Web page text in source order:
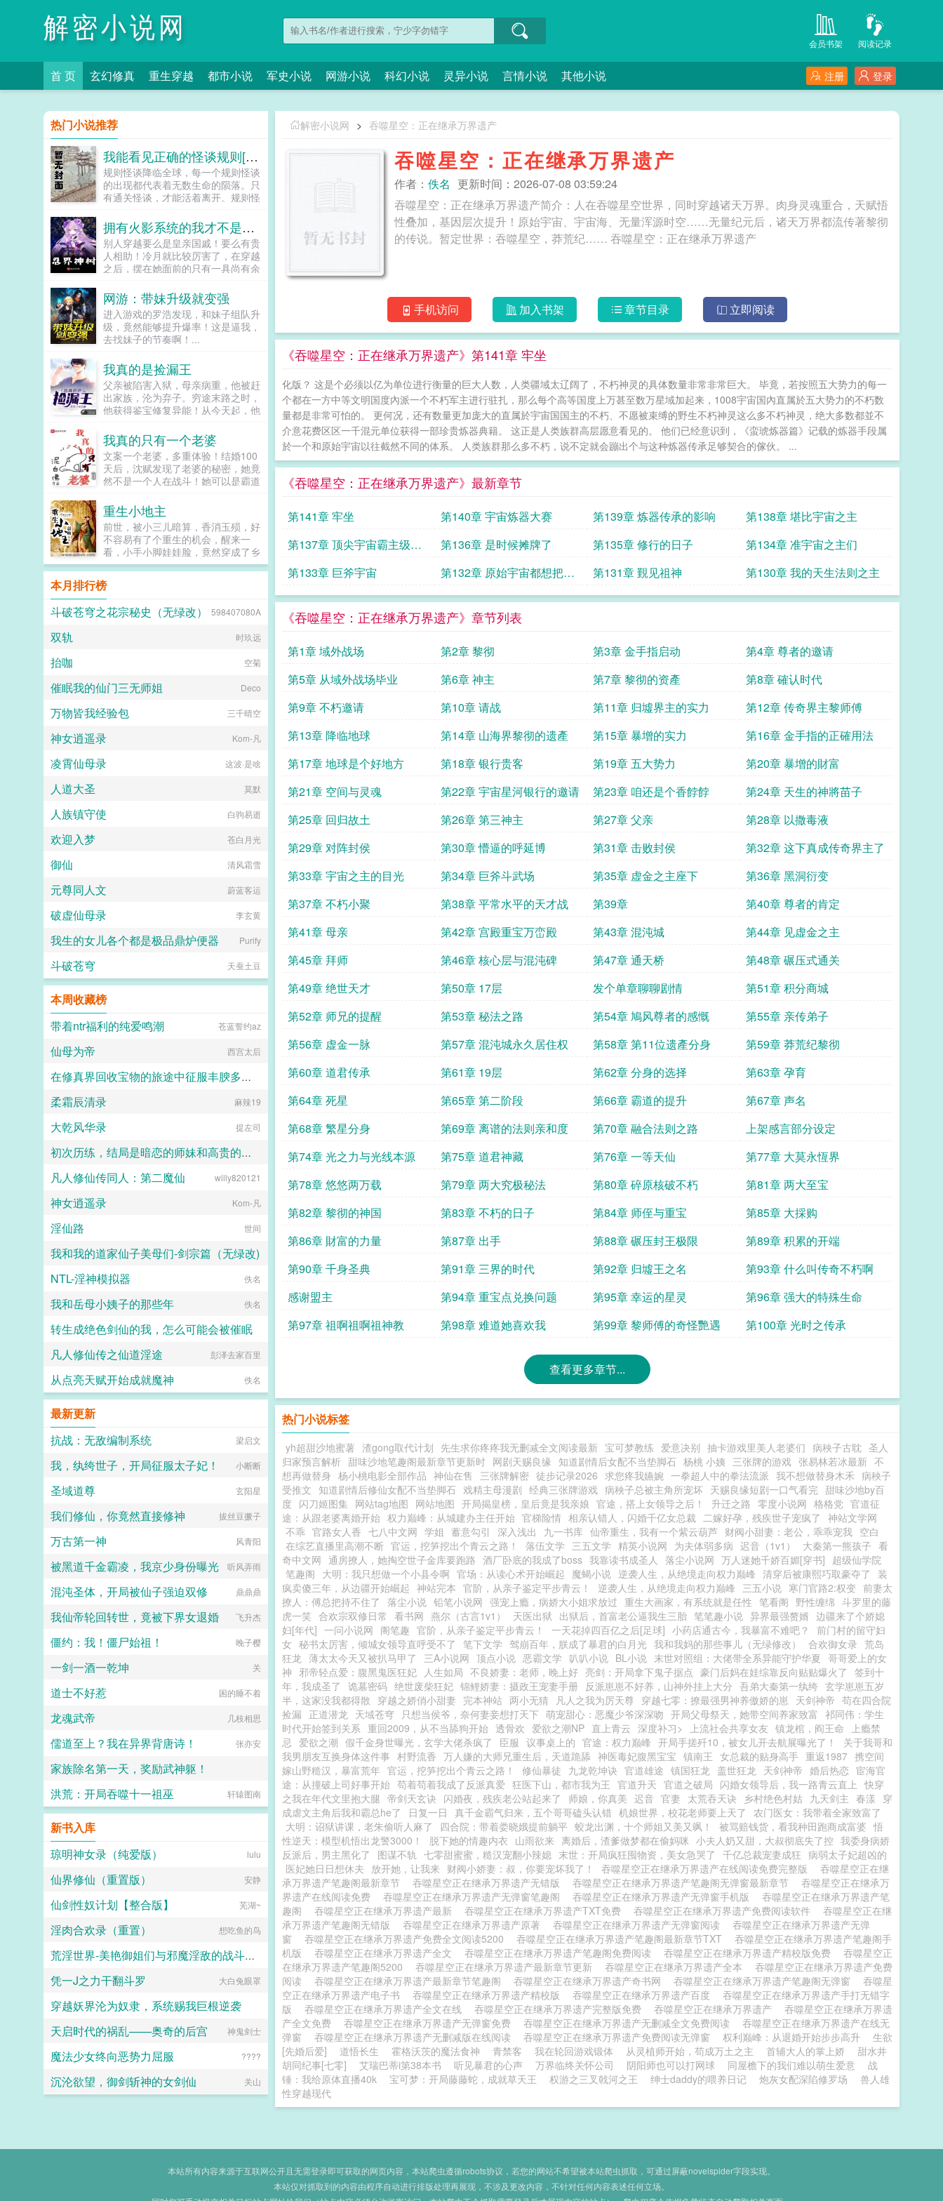
解密小说网 阅读记录
会员书架
首 页 玄幻修真 重生穿越 都市小说 军史小说 网游小说 科幻小说 灵异小说 言情小说 其他小说 登录
注册
解密小说网 > 吞噬星空：正在继承万界遗产
吞噬星空：正在继承万界遗产
作者： 佚名 更新时间：2026-07-08 03:59:24
吞噬星空：正在继承万界遗产简介：人在吞噬星空世界，同时穿越诸天万界。肉身灵魂重合，天赋悟
性叠加，基因层次提升！原始宇宙、宇宙海、无量浑源时空……无量纪元后，诸天万界都流传著黎彻
的传说。暂定世界：吞噬星空，莽荒纪…… 吞噬星空：正在继承万界遗产
手机访问 加入书架 章节目录 立即阅读
《吞噬星空：正在继承万界遗产》第141章 牢坐
化版？ 这是个必须以亿为单位进行衡量的巨大人数，人类疆域太辽阔了，不朽神灵的具体数量非常非常巨大。 毕竟，若按照五大势力的每一
个都在一方中等文明国度內派一个不朽军主进行驻扎，那么每个高等国度上万甚至数万星域加起来，1008宇宙国內直属於五大势力的不朽数
量都是非常可怕的。 更何况，还有数量更加庞大的直属於宇宙国国主的不朽、不愿被束缚的野生不朽神灵这么多不朽神灵，绝大多数都並不
介意花费区区一千混元单位获得一部珍贵炼器典籍。 这正是人类族群高层愿意看见的。 他们已经意识到，《蛮琥炼器篇》记载的炼器手段属
於一个和原始宇宙以往截然不同的体系。 人类族群那么多不朽，说不定就会蹦出个与这种炼器传承足够契合的傢伙。 ...
《吞噬星空：正在继承万界遗产》最新章节
第141章 牢坐 第140章 宇宙炼器大赛 第139章 炼器传承的影响
第138章 堪比宇宙之主
第137章 顶尖宇宙霸主级战
力
第136章 是时候摊牌了 第135章 修行的日子
第134章 准宇宙之主们
第133章 巨斧宇宙
第132章 原始宇宙都想把你
收为祖神了
第131章 覲见祖神 第130章 我的天生法则之主
《吞噬星空：正在继承万界遗产》章节列表
第1章 域外战场 第2章 黎彻 第3章 金手指启动
第4章 尊者的邀请
第5章 从域外战场毕业
第6章 神主 第7章 黎彻的资產
第8章 確认时代
第9章 不朽邀请
第10章 请战 第11章 归墟界主的实力
第12章 传奇界主黎师傅
第13章 降临地球
第14章 山海界黎彻的遗產 第15章 暴增的实力
第16章 金手指的正確用法
第17章 地球是个好地方
第18章 银行贵客 第19章 五大势力
第20章 暴增的財富
第21章 空间与灵魂
第22章 宇宙星河银行的邀请 第23章 咱还是个香餑餑
第24章 天生的神將苗子
第25章 回归故土
第26章 第三神主 第27章 父亲
第28章 以撒毒液
第29章 对阵封侯
第30章 懵逼的呼延博 第31章 击败封侯
第32章 这下真成传奇界主了
第33章 宇宙之主的目光
第34章 巨斧斗武场 第35章 虚金之主座下
第36章 黑洞衍变
第37章 不朽小聚
第38章 平常水平的天才战 第39章
第40章 尊者的肯定
第41章 母亲
第42章 宫殿重宝万峦殿 第43章 混沌城
第44章 见虚金之主
第45章 拜师
第46章 核心层与混沌碑 第47章 通天桥
第48章 碾压式通关
第49章 绝世天才
第50章 17层 发个单章聊聊剧情
第51章 积分商城
第52章 师兄的提醒
第53章 秘法之路 第54章 鳩风尊者的感慨
第55章 亲传弟子
第56章 虚金一脉
第57章 混沌城永久居住权 第58章 第11位遗產分身
第59章 莽荒纪黎彻
第60章 道君传承
第61章 19层 第62章 分身的选择
第63章 孕育
第64章 死星
第65章 第二阶段 第66章 霸道的提升
第67章 声名
第68章 繁星分身
第69章 离谱的法则亲和度 第70章 融合法则之路
上架感言部分设定
第74章 光之力与光线本源
第75章 道君神藏 第76章 一等天仙
第77章 大莫永恆界
第78章 悠悠两万载
第79章 两大究极秘法 第80章 碎原核破不朽
第81章 两大至宝
第82章 黎彻的神国
第83章 不朽的日子 第84章 师侄与重宝
第85章 大採购
第86章 財富的力量
第87章 出手 第88章 碾压封王极限
第89章 积累的开端
第90章 千身圣典
第91章 三界的时代 第92章 归墟王之名
第93章 什么叫传奇不朽啊
感谢盟主
第94章 重宝点兑换问题 第95章 幸运的星灵
第96章 强大的特殊生命
第97章 祖啊祖啊祖神教
第98章 难道她喜欢我 第99章 黎师傅的奇怪艷遇 第100章 光时之传承
查看更多章节...
热门小说标签
yh超甜沙地蜜薯 渣gong取代计划 先生求你疼疼我无删减全文阅读最新 宝可梦教练 爱意决别 抽卡游戏里美人老婆们 病秧子古耽 圣人
归家预言解析 甜味沙地笔趣阁最新章节更新时 网剧天赐良缘 知道剧情后女配不当垫脚石 杨桃 小姨 三张牌的游戏 张易林若冰最新 不
想再做替身 杨小桃电影全部作品 神仙在售 三张牌解密 徒步记录2026 求您疼我嬿婉 一拳超人中的拳法流派 我不想做替身木禾 病秧子
受推文 知道剧情后修仙女配不当垫脚石 戏精主母漫剧 经典三张牌游戏 病秧子总被主角所宠坏 天赐良缘短剧一口气看完 甜味沙地by百
度 闪刀姬图集 网站tag地图 网站地图 开局揭皇榜，皇后竟是我亲娘 官途，搭上女领导之后！ 升迁之路 零度小说网 格格党 官道征
途：从跟老婆离婚开始 权力巅峰：从城建办主任开始 官梯险情 相亲认错人，闪婚千亿女总裁 二嫁好孕，残疾世子宠疯了 神站文学网
不乖 官路女人香 七八中文网 学姐 蓄意勾引 深入浅出 九一书库 仙帝重生，我有一个紫云葫芦 财阀小甜妻：老公，乖乖宠我 空白
在综艺直播里高潮不断 官运，挖笋挖出个青云之路！ 落伍文学 三五文学 精英小说网 为夫体弱多病 迟音（1v1） 大秦第一熊孩子 看
奇中文网 通房撩人，她掏空世子金库要跑路 酒厂卧底的我成了boss 我靠读书成圣人 落尘小说网 万人迷她千娇百媚[穿书] 超级仙学院
笔趣阁 大明：我只想做一个小县令啊 官场：从读心术开始崛起 魔蝎小说 逆袭人生，从绝境走向权力巅峰 清穿后被康熙巧取豪夺了 装
疯卖傻三年，从边疆开始崛起 神站完本 官阶，从亲子鉴定平步青云！ 逆袭人生，从绝境走向权力巅峰 三五小说 寒门官路2:权变 前妻太
撩人：傅总把持不住了 落尘小说 铅笔小说网 强宠上瘾，病娇大小姐求放过 重生大画家，有系统就是任性 笔看阁 野性缠绵 斗罗里的藤
虎一笑 合欢宗双修日常 看书网 燕尔（古言1v1） 天医出狱 出狱后，首富老公逼我生三胎 笔笔趣小说 异界最强赘婿 边疆来了个娇媳
妇[年代] 一问小说网 阁笔趣 官阶，从亲子鉴定平步青云！ 一天花掉四百亿之后[足球] 小药店通古今，我暴富不难吧？
前门村的留守妇
女 秘书太厉害，倾城女领导直呼受不了 笔下文学 驾崩百年，朕成了暴君的白月光 我和我妈的那些事儿（无绿修改） 合欢御女录 荒岛
狂龙 薄太太今天又被扒马甲了 三A小说网 顶点小说 恶霸文学 叭叭小说 BL小说 末世对照组：大佬带全系异能守护华夏 哥哥爱上的女
神 邪帝轻点爱：腹黑鬼医狂妃 人生如局 不良娇妻：老师，晚上好 亮剑：开局拿下鬼子据点 豪门后妈在娃综靠反向贴贴爆火了 签到十
年，我成圣了 诡墓密码 绝世废柴狂妃 锦鲤娇妻：摄政王宠妻手册 反派崽崽不好养，山神外挂上大分 吾弟大秦第一纨绔 玄学崽崽五岁
半，这家没我都得散 穿越之娇俏小甜妻 完本神站 两小无猜 凡人之我为厉天尊 穿越七零：撩最强男神养傲娇的崽 天剑神帝 苟在四合院
捡漏 正道潜龙 天域苍穹 只想当侯爷，奈何妻妾想打天下 萌宠甜心：恶魔少爷深深吻 开局父母祭天，她带空间养家致富 祁同伟：学生
时代开始签到关系 重回2009，从不当舔狗开始 透骨欢 爱欲之潮NP 直上青云 深度补习> 上流社会共享女友 镇龙棺，阎王命
上瘾禁
忌 爱欲之潮 假千金身世曝光，玄学大佬杀疯了 臣服 议事桌上的 官途：权力巅峰 开局手搓歼10，被女儿开去航展曝光了！
关于我哥和
我男朋友互换身体这件事 村野流香 万人嫌的大师兄重生后，天道跪舔 神医毒妃腹黑宝宝 镇南王 女总裁的贴身高手 重返1987 携空间
嫁山野糙汉，暴富荒年 官运，挖笋挖出个青云之路！ 修仙暴徒 九龙乾坤诀 官道雄途 镇国狂龙 盖世狂龙 天剑神帝 婚后热恋 宦海官
途：从撞破上司好事开始 苟着苟着我成了反派真爱 狂医下山，都市我为王 官道升天 官道之破局 闪婚女领导后，我一路青云直上 快穿
之我在年代文里抱大腿 帝剑天玄诀 闪婚夜，残疾老公站起来了 师娘，你真美 迟音 官妻 太荒吞天诀 乡村绝色村姑 九天剑主 春漾 穿
成虐文主角后我和霸总he了
日复一日 真千金霸气归来，五个哥哥磕头认错 机娘世界，校花老师要上天了 农门医女：我带着全家致富了
大明：诏狱讲课，老朱偷听人麻了
四合院：带着娄晓娥提前躺平 蛟龙出渊，十个师姐又美又飒！ 被骂赔钱货，看我种田跑商成富婆 悟
性逆天：模型机悟出龙警3000！
脱下她的情趣内衣 山雨欲来 离婚后，渣爹做梦都在偷妈咪 小夫人奶又甜，大叔彻底失了控 我委身病娇
反派后，男主黑化了
图谋不轨 七零甜蜜蜜，糙汉宠翻小辣媳 末世：开局疯狂囤物资，美女急哭了 千亿总裁宠妻成狂 病弱太子妃超凶的
医妃她日日想休夫 放开她，让我来 财阀小娇妻：叔，你要宠坏我了！ 吞噬星空正在继承万界遗产在线阅读免费完整版
吞噬星空正在继
承万界遗产笔趣阁最新章节
吞噬星空正在继承万界遗产无错版 吞噬星空正在继承万界遗产笔趣阁无弹窗最新章节
吞噬星空正在继承万
界遗产在线阅读免费
吞噬星空正在继承万界遗产无弹窗笔趣阁 吞噬星空正在继承万界遗产无弹窗手机版
吞噬星空正在继承万界遗产笔
趣阁
吞噬星空正在继承万界遗产最新 吞噬星空正在继承万界遗产TXT免费 吞噬星空正在继承万界遗产免费阅读软件
吞噬星空正在继
承万界遗产笔趣阁无错版
吞噬星空正在继承万界遗产原著 吞噬星空正在继承万界遗产无弹窗阅读
吞噬星空正在继承万界遗产无弹
窗
吞噬星空正在继承万界遗产免费全文阅读5200 吞噬星空正在继承万界遗产笔趣阁最新章节TXT
吞噬星空正在继承万界遗产笔趣阁手
机版
吞噬星空正在继承万界遗产全文 吞噬星空正在继承万界遗产笔趣阁免费阅读 吞噬星空正在继承万界遗产精校版免费
吞噬星空正
在继承万界遗产笔趣阁5200
吞噬星空正在继承万界遗产最新章节更新 吞噬星空正在继承万界遗产全本
吞噬星空正在继承万界遗产免费
阅读
吞噬星空正在继承万界遗产最新章节笔趣阁 吞噬星空正在继承万界遗产奇书网 吞噬星空正在继承万界遗产笔趣阁无弹窗
吞噬星
空正在继承万界遗产电子书
吞噬星空正在继承万界遗产精校版 吞噬星空正在继承万界遗产百度
吞噬星空正在继承万界遗产手打无错字
版
吞噬星空正在继承万界遗产全文在线 吞噬星空正在继承万界遗产完整版免费 吞噬星空正在继承万界遗产
吞噬星空正在继承万界遗
产全文免费
吞噬星空正在继承万界遗产无弹窗免费 吞噬星空正在继承万界遗产无删减全文免费阅读
吞噬星空正在继承万界遗产在线无
弹窗
吞噬星空正在继承万界遗产无删减版在线阅读 吞噬星空正在继承万界遗产免费阅读无弹窗 权利巅峰：从退婚开始步步高升
生欲
[先婚后爱]
道悟长生 霍格沃茨的魔法食神 青禁客 我在轮回游戏锻体 从灵植师开始，苟成万土之主 首辅大人的掌上娇
甜水井
胡同纪事[七零]
艾瑞巴蒂i第38本书 听见暴君的心声 万界临终关怀公司 阴阳师也可以打网球 同屋檐下的我们难以萌生爱意
战
锤：我给原体直播40k
宝可梦：开局藤藤蛇，成就草天王 权游之三叉戟河之王 绅士daddy的喂养日记 炮灰女配深陷修罗场
兽人雄
性穿越现代
热门小说推荐
我能看见正确的怪谈规则[无限]
规则怪谈降临全球，每一个规则怪谈
的出现都代表着无数生命的陨落。只
有通关怪谈，才能活着离开。规则怪
协会总结出了一系列通用规则。怪谈
通用规则书一不要在怪谈中迷失自
我，请记住你是人，有且只有两只眼
睛一个鼻子一张嘴。二请确保你掌握
着怪谈中的正确时间，它能帮助你清
迷失。三在怪谈中尽可能多的寻找规
则，但不要轻易相信任何规则。四找
到的规则越多，越容易引起祂的注
意。五保持思考。六扮演好你当前的
种。你可以是任何物种。穿越而来的
苏容意外得到污染提示器，可以帮助
分辨被祂污染的规则。看着新人必读
的规则书中，代表着已被祂污染的血
红色规则，苏容这个世界果然要完了
2女主就算有了金手指，也不会一下
子就变成最强。3男主出场机会少，
但不是背景板...
拥有火影系统的我才不是男孩子
别人穿越要么是皇亲国戚！要么有贵
人相助！冷月就比较厉害了，在穿越
之后，摆在她面前的只有一具尚有余
那些都不是冷月现在该考虑的，现在
她应该思考的问题只有一个…那就是
该怎样在这查克拉（灵能）与科技并
存的世界，伪装成死在自己眼前的这
个少年，以求得生存的身份及避免被
统’相助。什么？忍术和血继都要我
自己来抽？你已经是个成熟的系统
了，应该学会自己搜集能量，然后不
断吐出忍界秘术和血继给主人了。系
统获得‘一乐手打拉面秘方’1。冷
月？？系统获得‘三色丸子制作配
方’1。冷月？？？系统获得‘阴封印
（S）’1。冷月终于来了个正常的，
不过…你问为什么是阴封印？那当然
ps前期日常番，后期玄幻番。本书又
名关于身为女忍的我伪装成少年这个
卡池里面真的有血继吗要我说多少遍
这是写轮眼可爱的‘冷越’竟然是超A的
女孩子萝莉与男装少女不得不说的故
事舌尖上的火影忍者...
网游：带妹升级就变强
进入游戏的罗浩发现，和妹子组队升
级，竟然能够提升爆率！这是逼我，
去找妹子的节奏啊！...
我真的是捡漏王
父亲被陷害入狱，母亲病重，他被赶
出家族，沦为弃子。穷途末路之时，
他获得鉴宝修复异能！从今天起，他
回张家，我会把它踩在脚下！...
我真的只有一个老婆
文案一个老婆，多重体验！结婚100
天后，沈赋发现了老婆的秘密，她竟
然不是一个人在战斗！她可以是霸道
能舞文弄墨，也能舞枪弄棒，更是考
试小帮手，无...
重生小地主
前世，被小三儿暗算，香消玉殒，好
不容易有了个重生的机会，醒来一
看，小手小脚娃娃脸，竟然穿成了乡
村小萝莉？！面对善良软弱的包子爹
娘和强势ＪＰ的亲戚，连蔓儿握紧了
小拳头，她要保护亲人不再被欺负，
一...
本月排行榜
斗破苍穹之花宗秘史（无绿改）
598407080A
双轨 时玖远
抬咖 空菊
催眠我的仙门三无师姐 Deco
万物皆我经验包 三千晴空
神女逍遥录 Kom-凡
凌霄仙母录 这波·是啥
人道大圣 莫默
人族镇守使 白驹易逝
欢迎入梦 苍白月光
御仙 清风霜雪
元尊同人文 蔚蓝客运
破虚仙母录 李玄黄
我生的女儿各个都是极品鼎炉便器 Purify
斗破苍穹 天蚕土豆
本周收藏榜
带着ntr福利的纯爱鸣潮
苍蓝誓约az
仙母为帝 西宫太后
在修真界回收宝物的旅途中征服丰腴多汁的美艳仙子和女帝花魁
啾咪
柔霜辰清录 麻辣19
大乾风华录 提左司
初次历练，结局是暗恋的师妹和高贵的宗主美母被我肏怀孕了！（无绿改）
Kars
凡人修仙传同人：第二魔仙 willy820121
神女逍遥录 Kom-凡
淫仙路 世间
我和我的道家仙子美母们-剑宗篇（无绿改)
Kars
NTL-淫神模拟器 佚名
我和岳母小姨子的那些年 佚名
转生成绝色剑仙的我，怎么可能会被催眠
爱丽丝的不可思议茶会
凡人修仙传之仙道淫途 彭泽去家百里
从点亮天赋开始成就魔神 佚名
最新更新
抗战：无敌编制系统
梁启文
我，纨绔世子，开局征服太子妃！ 小断断
圣域道尊 玄阳星
我们修仙，你竟然直接修神 拔丝豆撅子
万古第一神 风青阳
被黑道千金霸凌，我京少身份曝光 听风弄雨
混沌圣体，开局被仙子强迫双修 鼎鼎鼎
我仙帝轮回转世，竟被下界女退婚 飞升杰
僵约：我！僵尸始祖！ 晚子樱
一剑一酒一乾坤 关
道士不好惹 困的睡不着
龙魂武帝 几枝相思
儒道至上？我在异界背唐诗！ 张亦安
家族除名第一天，奖励武神躯！
他们都叫我亚瑟王
洪荒：开局吞噬十一祖巫 轩辕图南
新书入库
琼明神女录（纯爱版）
lulu
仙界修仙（重置版） 安静
仙剑性奴计划【整合版】 芜湖~
淫肉合欢录（重置） 想吃鱼的鸟
荒淫世界-美艳御姐们与邪魔淫敌的战斗故事
奶叔
凭一J之力干翻斗罗 大白兔眼罩
穿越妖界沦为奴隶，系统赐我巨根逆袭
lzymyyear
天启时代的祸乱——奥奇的后宫 神鬼剑士
魔法少女终向恶势力屈服 ????
沉沦欲望，御剑斩神的女剑仙 关山
本站所有内容来源于互联网公开且无需登录即可获取的网页内容，本站爬虫遵循robots协议，若您的网站不希望被本站爬虫抓取，可通过屏蔽novelspider字段实现。
本站仅对抓取到的内容由程序自动进行排版处理再展现，不涉及更改内容，不针对任何内容表述任何立场。